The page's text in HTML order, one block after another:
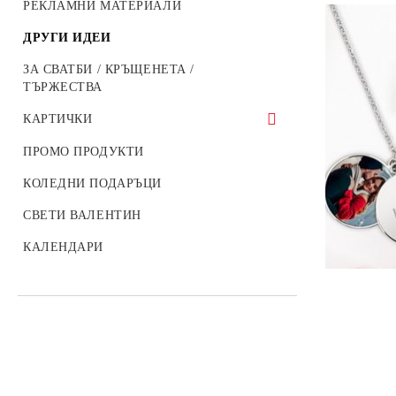
РЕКЛАМНИ МАТЕРИАЛИ
ДРУГИ ИДЕИ
ЗА СВАТБИ / КРЪЩЕНЕТА /
ТЪРЖЕСТВА
КАРТИЧКИ
ДЕТСКИ КАРТИЧКИ
КОЛЕДНИ КАРТИЧКИ
КАРТИЧКИ ЗА СВЕТИ ВАЛЕНТИН
КАРТИЧКИ ЗА 8-МИ МАРТ
ПРОМО ПРОДУКТИ
КОЛЕДНИ ПОДАРЪЦИ
СВЕТИ ВАЛЕНТИН
КАЛЕНДАРИ